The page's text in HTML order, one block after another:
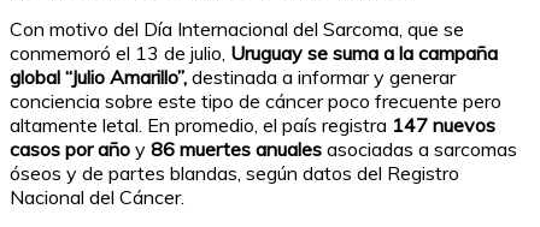
Con motivo del Día Internacional del Sarcoma, que se
conmemoró el 13 de julio, Uruguay se suma a la campaña
global “Julio Amarillo”, destinada a informar y generar
conciencia sobre este tipo de cáncer poco frecuente pero
altamente letal. En promedio, el país registra 147 nuevos
casos por año y 86 muertes anuales asociadas a sarcomas
óseos y de partes blandas, según datos del Registro
Nacional del Cáncer.